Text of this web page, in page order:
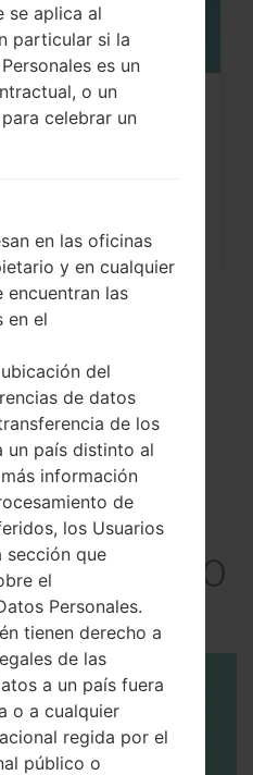
datos de fábrica
se aplica al
particular si la
es un
o un
celebrar un
en las oficinas
y en cualquier
las
en el
del
de datos
de los
un país distinto al
información
de
los Usuarios
sección que
el
Personales.
tienen derecho a
de las
a un país fuera
o a cualquier
regida por el
público o